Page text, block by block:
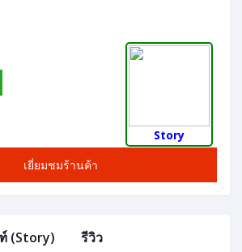
เยี่ยมชมร้านค้า
Story
(Story) รีวิว